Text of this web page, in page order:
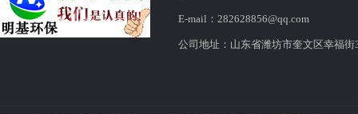
E-mail：282628856@qq.com
公司地址：山东省潍坊市奎文区幸福街